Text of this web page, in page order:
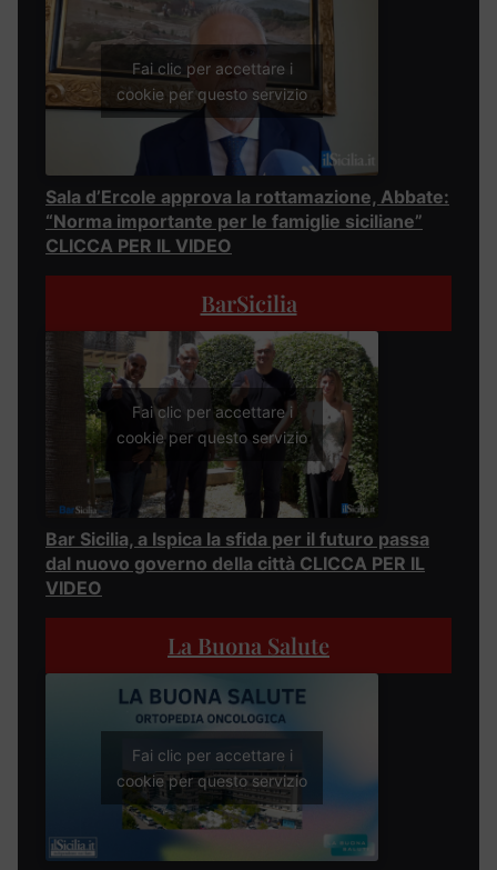
Fai clic per accettare i
cookie per questo servizio
Sala d’Ercole approva la rottamazione, Abbate:
“Norma importante per le famiglie siciliane”
CLICCA PER IL VIDEO
BarSicilia
Fai clic per accettare i
cookie per questo servizio
Bar Sicilia, a Ispica la sfida per il futuro passa
dal nuovo governo della città CLICCA PER IL
VIDEO
La Buona Salute
Fai clic per accettare i
cookie per questo servizio